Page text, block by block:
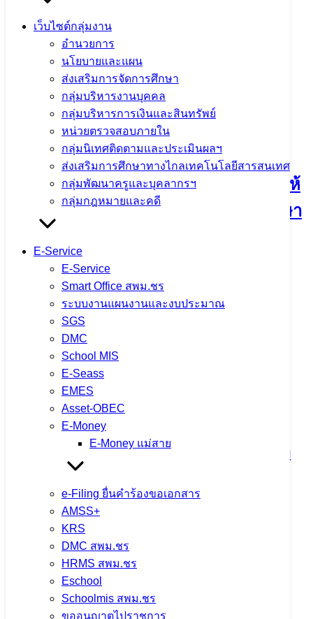
เว็บไซต์กลุ่มงาน
อำนวยการ
นโยบายและแผน
ส่งเสริมการจัดการศึกษา
กลุ่มบริหารงานบุคคล
กลุ่มบริหารการเงินและสินทรัพย์
หน่วยตรวจสอบภายใน
กลุ่มนิเทศติดตามและประเมินผลฯ
ส่งเสริมการศึกษาทางไกลเทคโนโลยีสารสนเทศ
กลุ่มพัฒนาครูและบุคลากรฯ
กลุ่มกฎหมายและคดี
E-Service
E-Service
Smart Office สพม.ชร
ระบบงานแผนงานและงบประมาณ
SGS
DMC
School MIS
E-Seass
EMES
Asset-OBEC
E-Money
E-Money แม่สาย
e-Filing ยื่นคำร้องขอเอกสาร
AMSS+
KRS
DMC สพม.ชร
HRMS สพม.ชร
Eschool
Schoolmis สพม.ชร
ขออนุญาตไปราชการ
จำนวนผู้ชม: 1,309
เนื้อหาอื่นๆ
การคัดเลือกบุคคลเพื่อบรรจุและแต่งตั้งให้
ดำรงตำแหน่งรองผู้อำนวยการสถานศึกษา
ขั้นพื้นฐาน ปี พ.ศ. 2568
29 กรกฎาคม 202529 กรกฎาคม 2025
ประชาสัมพันธ์ สพม.เชียงราย
จำนวนผู้ชม: 1,076
การประชุมผู้บริหารสถานศึกษาในสังกัด
สำนักงานเขตพื้นที่การศึกษามัธยมศึกษา
พ.ศ.2568
14 พฤษภาคม 202514 พฤษภาคม 2025
ประชาสัมพันธ์ สพม.เชียงราย
จำนวนผู้ชม: 1,021